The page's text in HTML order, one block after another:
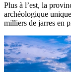
Plus à l’est, la
archéologique
milliers de jarres en